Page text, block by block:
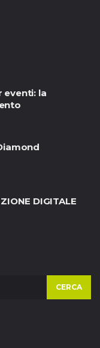
eventi: la
DIGITALE
CERCA